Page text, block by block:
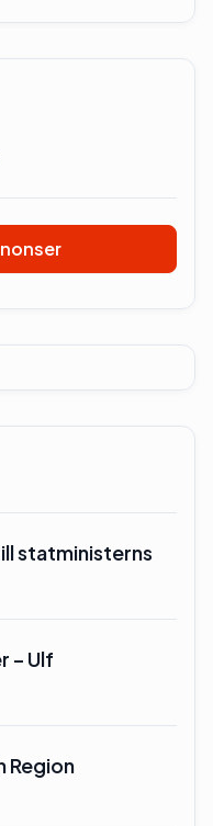
statministerns
– Ulf
Region